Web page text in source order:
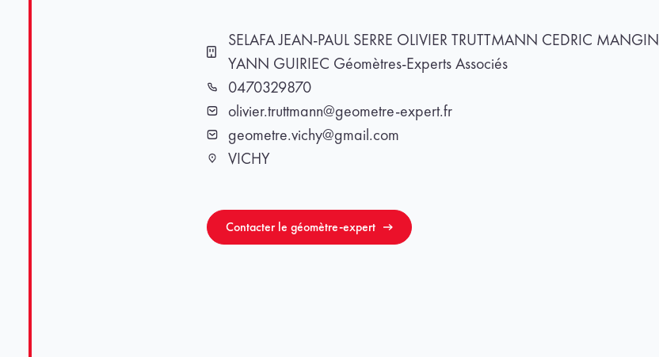
Cabinet
SELAFA JEAN-PAUL SERRE OLIVIER TRUTTMANN CEDRIC MANGIN
YANN GUIRIEC Géomètres-Experts Associés
Téléphone
0470329870
Emailolivier.truttmann@geometre-expert.fr
Emailgeometre.vichy@gmail.com
VilleVICHY
Contacter le géomètre-expert